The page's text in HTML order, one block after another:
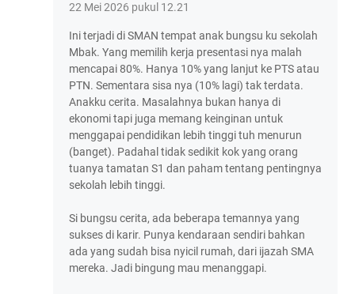
22 Mei 2026 pukul 12.21
Ini terjadi di SMAN tempat anak bungsu ku sekolah
Mbak. Yang memilih kerja presentasi nya malah
mencapai 80%. Hanya 10% yang lanjut ke PTS atau
PTN. Sementara sisa nya (10% lagi) tak terdata.
Anakku cerita. Masalahnya bukan hanya di
ekonomi tapi juga memang keinginan untuk
menggapai pendidikan lebih tinggi tuh menurun
(banget). Padahal tidak sedikit kok yang orang
tuanya tamatan S1 dan paham tentang pentingnya
sekolah lebih tinggi.
Si bungsu cerita, ada beberapa temannya yang
sukses di karir. Punya kendaraan sendiri bahkan
ada yang sudah bisa nyicil rumah, dari ijazah SMA
mereka. Jadi bingung mau menanggapi.